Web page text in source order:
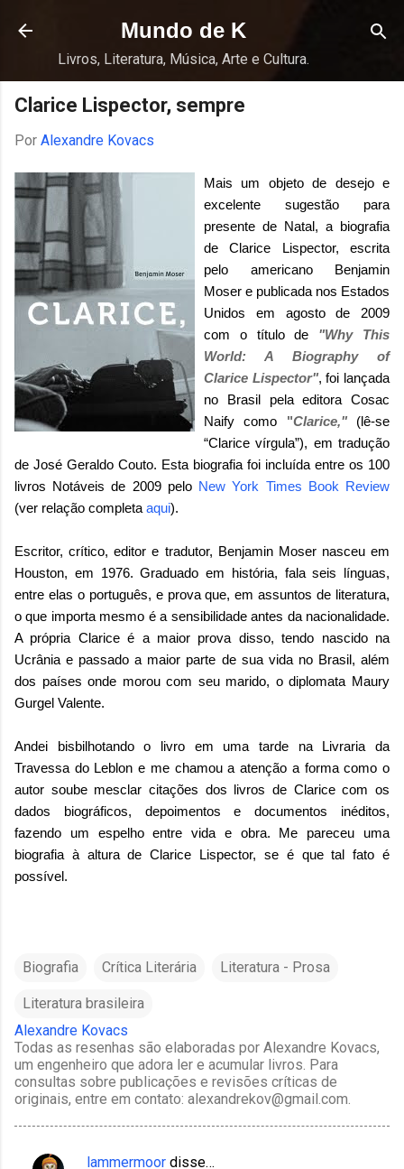
Pular para o conteúdo principal
Mundo de K
Livros, Literatura, Música, Arte e Cultura.
Clarice Lispector, sempre
Por Alexandre Kovacs
Mais um objeto de desejo e
excelente sugestão para
presente de Natal, a biografia
de Clarice Lispector, escrita
pelo americano Benjamin
Moser e publicada nos Estados
Unidos em agosto de 2009
com o título de "Why This
World: A Biography of
Clarice Lispector", foi lançada
no Brasil pela editora Cosac
Naify como "Clarice,"(lê-se
“Clarice vírgula”), em tradução
de José Geraldo Couto. Esta biografia foi incluída entre os 100
livros Notáveis de 2009 pelo New York Times Book Review
(ver relação completa aqui).
Escritor, crítico, editor e tradutor, Benjamin Moser nasceu em
Houston, em 1976. Graduado em história, fala seis línguas,
entre elas o português, e prova que, em assuntos de literatura,
o que importa mesmo é a sensibilidade antes da nacionalidade.
A própria Clarice é a maior prova disso, tendo nascido na
Ucrânia e passado a maior parte de sua vida no Brasil, além
dos países onde morou com seu marido, o diplomata Maury
Gurgel Valente.
Andei bisbilhotando o livro em uma tarde na Livraria da
Travessa do Leblon e me chamou a atenção a forma como o
autor soube mesclar citações dos livros de Clarice com os
dados biográficos, depoimentos e documentos inéditos,
fazendo um espelho entre vida e obra. Me pareceu uma
biografia à altura de Clarice Lispector, se é que tal fato é
possível.
Biografia Crítica Literária Literatura - Prosa
Literatura brasileira
Alexandre Kovacs
Todas as resenhas são elaboradas por Alexandre Kovacs,
um engenheiro que adora ler e acumular livros. Para
consultas sobre publicações e revisões críticas de
originais, entre em contato: alexandrekov@gmail.com.
lammermoor disse…